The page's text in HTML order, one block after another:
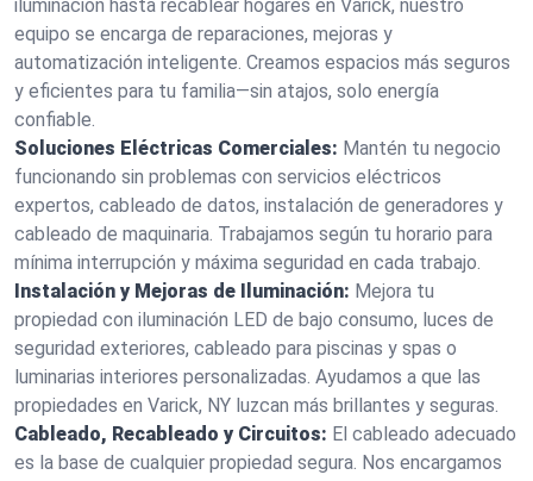
iluminación hasta recablear hogares en Varick, nuestro
equipo se encarga de reparaciones, mejoras y
automatización inteligente. Creamos espacios más seguros
y eficientes para tu familia—sin atajos, solo energía
confiable.
Soluciones Eléctricas Comerciales: Mantén tu negocio
funcionando sin problemas con servicios eléctricos
expertos, cableado de datos, instalación de generadores y
cableado de maquinaria. Trabajamos según tu horario para
mínima interrupción y máxima seguridad en cada trabajo.
Instalación y Mejoras de Iluminación: Mejora tu
propiedad con iluminación LED de bajo consumo, luces de
seguridad exteriores, cableado para piscinas y spas o
luminarias interiores personalizadas. Ayudamos a que las
propiedades en Varick, NY luzcan más brillantes y seguras.
Cableado, Recableado y Circuitos: El cableado adecuado
es la base de cualquier propiedad segura. Nos encargamos